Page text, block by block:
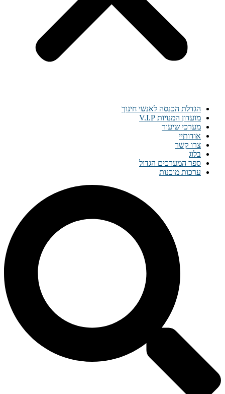
הגדלת הכנסה לאנשי חינוך
מועדון המנויות V.I.P
מערכי שיעור
אודותיי
צרו קשר
בלוג
ספר המערכים הגדול
ערכות מוכנות